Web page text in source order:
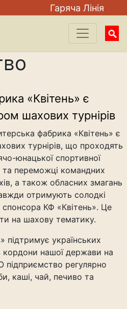
Гаряча Лiнiя
for:
«Квітень» є
шахових турнірів
фабрика «Квітень» є
турнірів, що проходять
юнацької спортивної
переможці командних
а також обласних змагань
отримують солодкі
спонсора КФ «Квітень». Це
на шахову тематику.
підтримує українських
кордони нашої держави на
підприємство регулярно
каші, чай, печиво та